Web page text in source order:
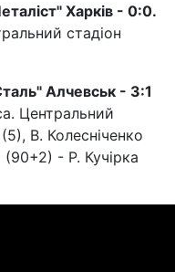
Харків - 0:0.
стадіон
Алчевськ - 3:1
Центральний
В. Колесніченко
- Р. Кучірка